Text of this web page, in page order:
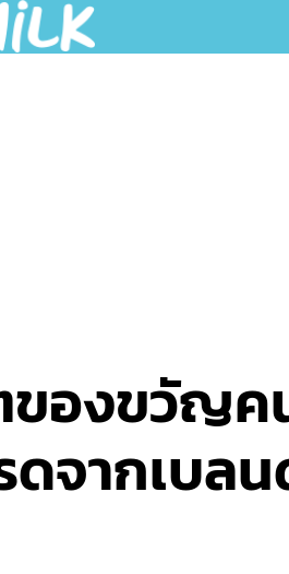
ของขวัญ
จากเบล